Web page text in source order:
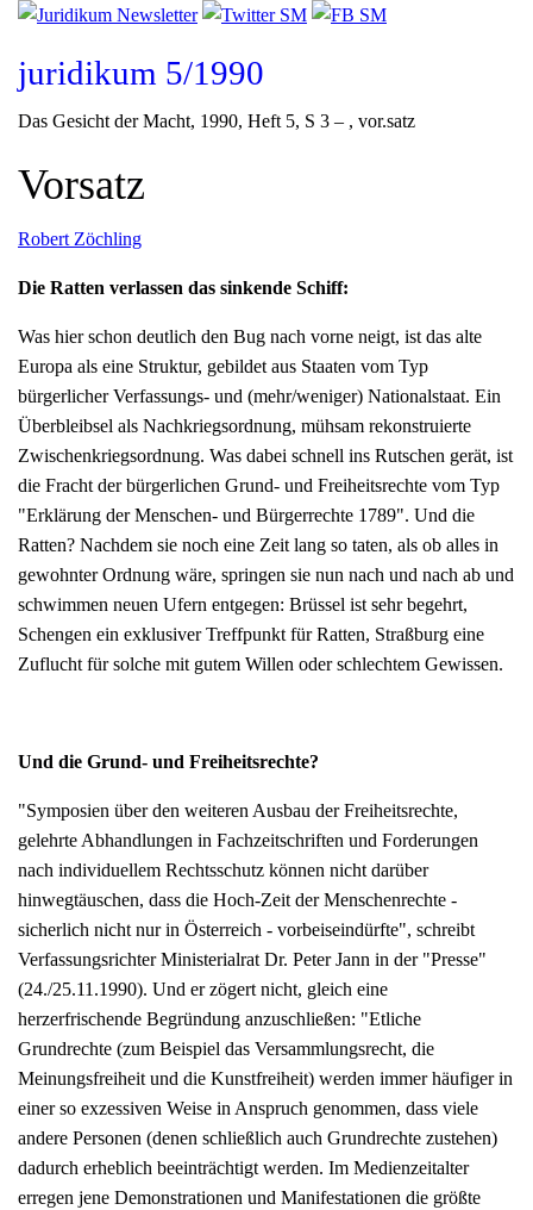
juridikum 5/1990
Das Gesicht der Macht, 1990, Heft 5, S 3 – , vor.satz
Vorsatz
Robert Zöchling
Die Ratten verlassen das sinkende Schiff:
Was hier schon deutlich den Bug nach vorne neigt, ist das alte
Europa als eine Struktur, gebildet aus Staaten vom Typ
bürgerlicher Verfassungs- und (mehr/weniger) Nationalstaat. Ein
Überbleibsel als Nachkriegsordnung, mühsam rekonstruierte
Zwischenkriegsordnung. Was dabei schnell ins Rutschen gerät, ist
die Fracht der bürgerlichen Grund- und Freiheitsrechte vom Typ
"Erklärung der Menschen- und Bürgerrechte 1789". Und die
Ratten? Nachdem sie noch eine Zeit lang so taten, als ob alles in
gewohnter Ordnung wäre, springen sie nun nach und nach ab und
schwimmen neuen Ufern entgegen: Brüssel ist sehr begehrt,
Schengen ein exklusiver Treffpunkt für Ratten, Straßburg eine
Zuflucht für solche mit gutem Willen oder schlechtem Gewissen.
Und die Grund- und Freiheitsrechte?
"Symposien über den weiteren Ausbau der Freiheitsrechte,
gelehrte Abhandlungen in Fachzeitschriften und Forderungen
nach individuellem Rechtsschutz können nicht darüber
hinwegtäuschen, dass die Hoch-Zeit der Menschenrechte -
sicherlich nicht nur in Österreich - vorbeiseindürfte", schreibt
Verfassungsrichter Ministerialrat Dr. Peter Jann in der "Presse"
(24./25.11.1990). Und er zögert nicht, gleich eine
herzerfrischende Begründung anzuschließen: "Etliche
Grundrechte (zum Beispiel das Versammlungsrecht, die
Meinungsfreiheit und die Kunstfreiheit) werden immer häufiger in
einer so exzessiven Weise in Anspruch genommen, dass viele
andere Personen (denen schließlich auch Grundrechte zustehen)
dadurch erheblich beeinträchtigt werden. Im Medienzeitalter
erregen jene Demonstrationen und Manifestationen die größte